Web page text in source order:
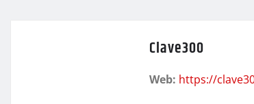
Clave300
Web: https://